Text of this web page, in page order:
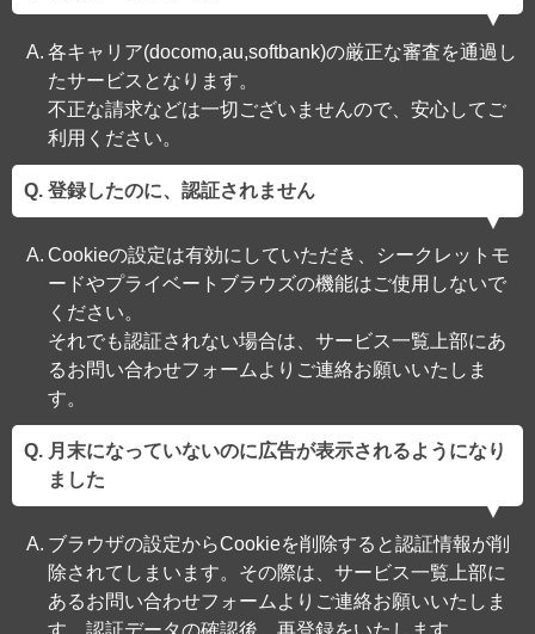
各キャリア(docomo,au,softbank)の厳正な審査を通過し
たサービスとなります。
不正な請求などは一切ございませんので、安心してご
利用ください。
登録したのに、認証されません
Cookieの設定は有効にしていただき、シークレットモ
ードやプライベートブラウズの機能はご使用しないで
ください。
それでも認証されない場合は、サービス一覧上部にあ
るお問い合わせフォームよりご連絡お願いいたしま
す。
月末になっていないのに広告が表示されるようになり
ました
ブラウザの設定からCookieを削除すると認証情報が削
除されてしまいます。その際は、サービス一覧上部に
あるお問い合わせフォームよりご連絡お願いいたしま